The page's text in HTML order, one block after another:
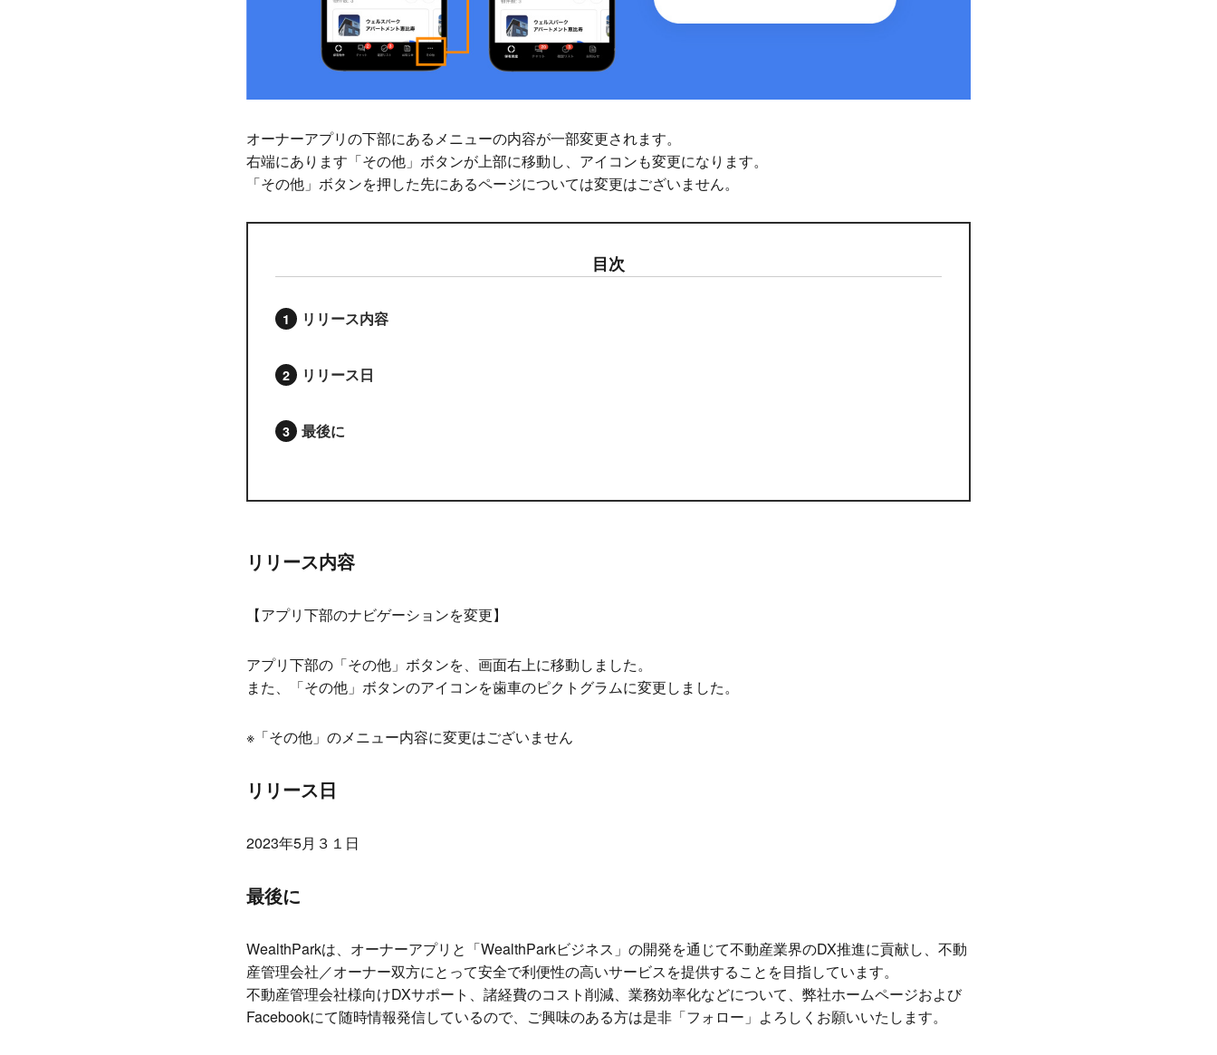
オーナーアプリの下部にあるメニューの内容が一部変更されます。
右端にあります「その他」ボタンが上部に移動し、アイコンも変更になります。
「その他」ボタンを押した先にあるページについては変更はございません。
目次
リリース内容
リリース日
最後に
リリース内容
【アプリ下部のナビゲーションを変更】
アプリ下部の「その他」ボタンを、画面右上に移動しました。
また、「その他」ボタンのアイコンを歯車のピクトグラムに変更しました。
※「その他」のメニュー内容に変更はございません
リリース日
2023年5月３１日
最後に
WealthParkは、オーナーアプリと「WealthParkビジネス」の開発を通じて不動産業界のDX推進に貢献し、不動
産管理会社／オーナー双方にとって安全で利便性の高いサービスを提供することを目指しています。
不動産管理会社様向けDXサポート、諸経費のコスト削減、業務効率化などについて、弊社ホームページおよび
Facebookにて随時情報発信しているので、ご興味のある方は是非「フォロー」よろしくお願いいたします。